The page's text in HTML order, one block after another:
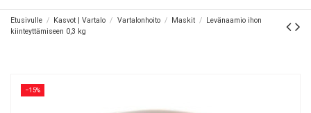
Etusivulle Kasvot | Vartalo Vartalonhoito Maskit
Levänaamio ihon
kiinteyttämiseen 0,3 kg
−15%